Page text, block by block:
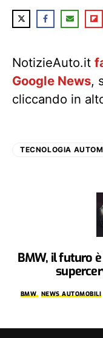
NotizieAuto.it
Google News,
cliccando in
TECNOLOGIA
BMW, il futuro è
BMW NEWS AUTOMOBILI